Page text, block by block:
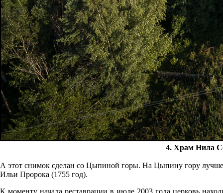
4. Храм Нила
А этот снимок сделан со Цыпиной горы. На Цыпину гору лучше
Ильи Пророка (1755 год).
К моменту начала реставрации в июле 2003 года церковь